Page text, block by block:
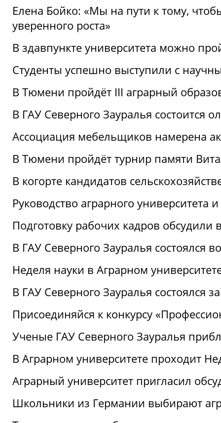
Елена Бойко: «Мы на пути к тому,
уверенного роста»
В здавпункте университета можно
Студенты успешно выступили с
В Тюмени пройдёт III аграрный
В ГАУ Северного Зауралья состоится
Ассоциация мебельщиков намерена
В Тюмени пройдёт турнир памяти
В когорте кандидатов
Руководство аграрного
Подготовку рабочих кадров
В ГАУ Северного Зауралья состоялся
Неделя науки в Аграрном
В ГАУ Северного Зауралья
Присоединяйся к конкурсу
Ученые ГАУ Северного Зауралья
В Аграрном университете проходит
Аграрный университет пригласил
Школьники из Германии выбирают